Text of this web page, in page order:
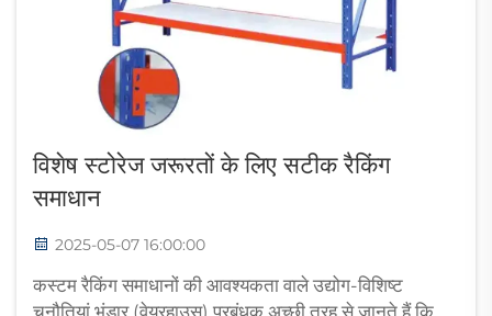
विशेष स्टोरेज जरूरतों के लिए सटीक रैकिंग
समाधान
2025-05-07 16:00:00
कस्टम रैकिंग समाधानों की आवश्यकता वाले उद्योग-विशिष्ट
चुनौतियां भंडार (वेयरहाउस) प्रबंधक अच्छी तरह से जानते हैं कि